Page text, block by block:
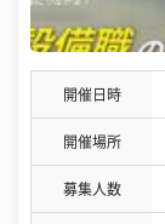
開催日時
開催場所
募集人数